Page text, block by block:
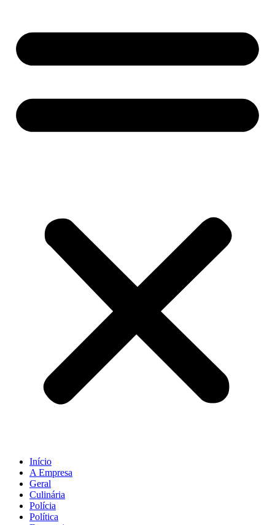
Início
A Empresa
Geral
Culinária
Polícia
Política